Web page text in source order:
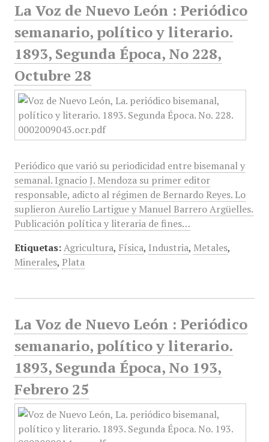
La Voz de Nuevo León : Periódico
semanario, político y literario.
1893, Segunda Época, No 228,
Octubre 28
Periódico que varió su periodicidad entre bisemanal y
semanal. Ignacio J. Mendoza su primer editor
responsable, adicto al régimen de Bernardo Reyes. Lo
suplieron Aurelio Lartigue y Manuel Barrero Argüelles.
Publicación política y literaria de fines…
Etiquetas: Agricultura, Física, Industria, Metales,
Minerales, Plata
La Voz de Nuevo León : Periódico
semanario, político y literario.
1893, Segunda Época, No 193,
Febrero 25